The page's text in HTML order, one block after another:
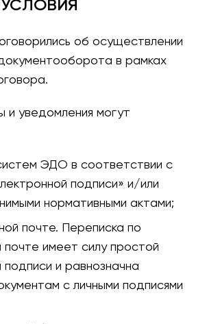
УСЛОВИЯ
об осуществлении
в рамках
и уведомления могут
ЭДО в соответствии с
подписи» и/или
нормативными актами;
почте. Переписка по
почте имеет силу простой
подписи и равнозначна
с личными подписями